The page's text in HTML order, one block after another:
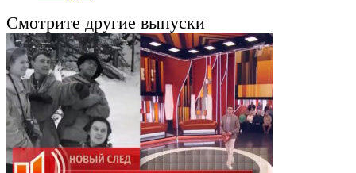
Смотрите другие выпуски